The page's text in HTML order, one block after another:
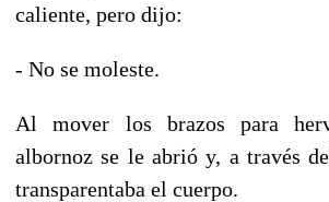
caliente, pero dijo:
- No se moleste.
Al mover los brazos para
albornoz se le abrió y, a través
transparentaba el cuerpo.